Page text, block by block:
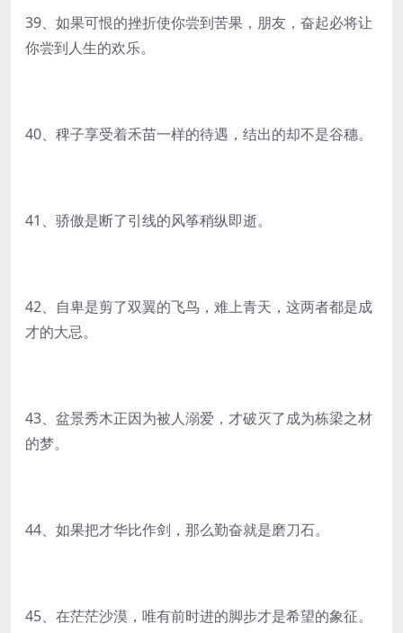
39、如果可恨的挫折使你尝到苦果，朋友，奋起必将让
你尝到人生的欢乐。
40、稗子享受着禾苗一样的待遇，结出的却不是谷穗。
41、骄傲是断了引线的风筝稍纵即逝。
42、自卑是剪了双翼的飞鸟，难上青天，这两者都是成
才的大忌。
43、盆景秀木正因为被人溺爱，才破灭了成为栋梁之材
的梦。
44、如果把才华比作剑，那么勤奋就是磨刀石。
45、在茫茫沙漠，唯有前时进的脚步才是希望的象征。